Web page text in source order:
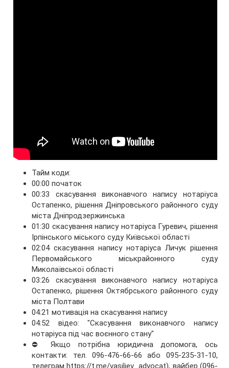
Тайм коди:
00:00 початок
00:33 скасування виконавчого напису нотаріуса
Остапенко, рішення Дніпровського районного суду
міста Дніпродзержинська
01:30 скасування напису нотаріуса Гуревич, рішення
Ірпінського міського суду Київської області
02:04 скасування напису нотаріуса Личук рішення
Первомайського міськрайонного суду
Миколаївської області
03:26 скасування виконавчого напису нотаріуса
Остапенко, рішення Октябрського районного суду
міста Полтави
04:21 мотивація на скасування напису
04:52 відео: "Скасування виконавчого напису
нотаріуса під час воєнного стану"
⛔ Якщо потрібна юридична допомога, ось
контакти: тел. 096-476-66-66 або 095-235-31-10,
телеграм https://t.me/vasiliev_advocat), вайбер (096-